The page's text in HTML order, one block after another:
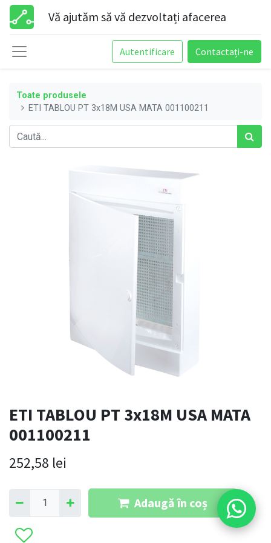
Vă ajutăm să vă dezvoltați afacerea
Autentificare Contactați-ne
Toate produsele
ETI TABLOU PT 3x18M USA MATA 001100211
ETI TABLOU PT 3x18M USA MATA
001100211
252,58 lei
Adaugă în coș